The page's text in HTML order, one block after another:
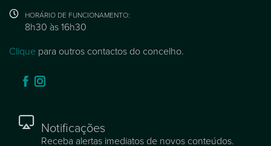
HORÁRIO DE FUNCIONAMENTO:
8h30 às 16h30
Clique para outros contactos do concelho.
Notificações
Receba alertas imediatos de novos conteúdos.